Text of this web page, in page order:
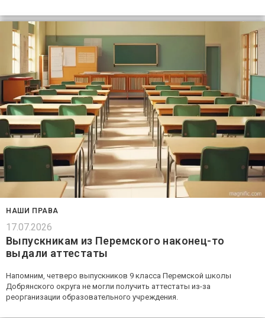
НАШИ ПРАВА
17.07.2026
Выпускникам из Перемского наконец-то
выдали аттестаты
Напомним, четверо выпускников 9 класса Перемской школы
Добрянского округа не могли получить аттестаты из-за
реорганизации образовательного учреждения.